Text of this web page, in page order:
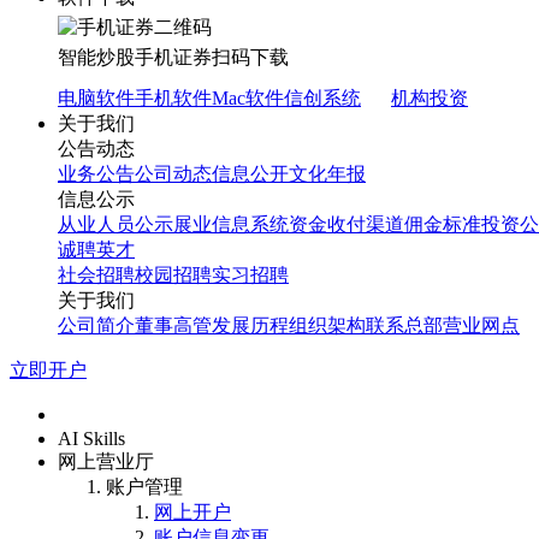
智能炒股手机证券扫码下载
电脑软件手机软件Mac软件信创系统
机构投资
关于我们
公告动态
业务公告公司动态信息公开文化年报
信息公示
从业人员公示展业信息系统资金收付渠道佣金标准投资
诚聘英才
社会招聘校园招聘实习招聘
关于我们
公司简介董事高管发展历程组织架构联系总部营业网点
立即开户
AI Skills
网上营业厅
账户管理
网上开户